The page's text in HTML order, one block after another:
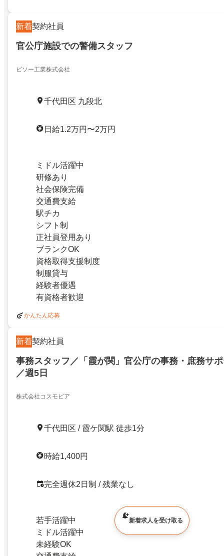
新着契約社員
官公庁施設での警備スタッフ
ビソー工業株式会社
千代田区 九段北
日給1.2万円〜2万円
ミドル活躍中
研修あり
社会保険完備
交通費支給
駅チカ
シフト制
正社員登用あり
ブランクOK
資格取得支援制度
制服貸与
経験者優遇
有資格者歓迎
かんたん応募
新着契約社員
事務スタッフ／「霞が関」官公庁の事務・庶務サ
／週5日
株式会社コスモピア
千代田区 / 霞ケ関駅 徒歩1分
時給1,400円
完全週休2日制 / 残業なし
若手活躍中
ミドル活躍中
未経験OK
新着求人を受け取る